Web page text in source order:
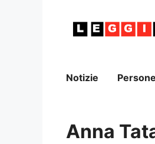
Notizie Persone
Anna